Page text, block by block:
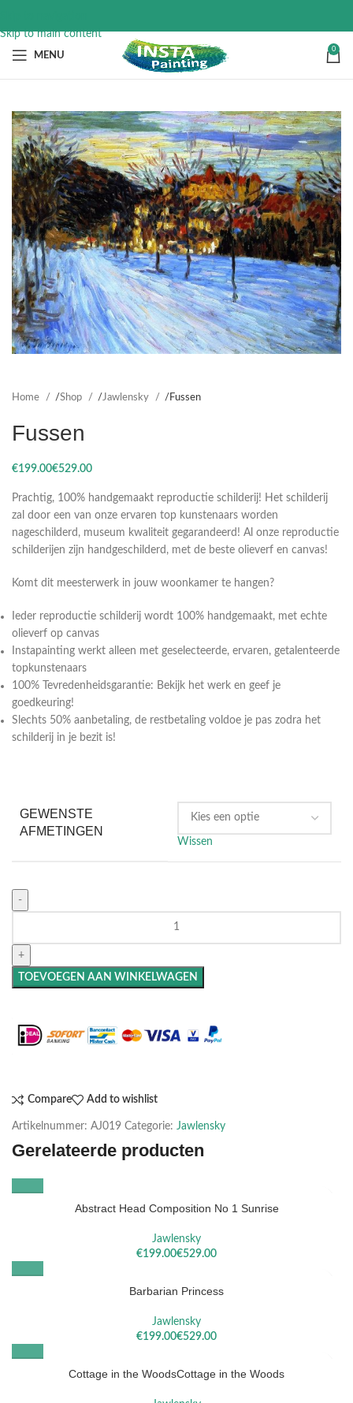
Skip to main content
MENU
0
Home Shop Jawlensky Fussen
Fussen
€ €
Prachtig, 100% handgemaakt reproductie schilderij! Het schilderij
zal door een van onze ervaren top kunstenaars worden
nageschilderd, museum kwaliteit gegarandeerd! Al onze reproductie
schilderijen zijn handgeschilderd, met de beste olieverf en canvas!
Komt dit meesterwerk in jouw woonkamer te hangen?
Ieder reproductie schilderij wordt 100% handgemaakt, met echte
olieverf op canvas
Instapainting werkt alleen met geselecteerde, ervaren, getalenteerde
topkunstenaars
100% Tevredenheidsgarantie: Bekijk het werk en geef je
goedkeuring!
Slechts 50% aanbetaling, de restbetaling voldoe je pas zodra het
schilderij in je bezit is!
GEWENSTE
AFMETINGEN
Wissen
TOEVOEGEN AAN WINKELWAGEN
Compare Add to wishlist
Artikelnummer: AJ019 Categorie: Jawlensky
Gerelateerde producten
Abstract Head Composition No 1 Sunrise
Jawlensky
€
€
Barbarian Princess
Jawlensky
€
€
Cottage in the WoodsCottage in the Woods